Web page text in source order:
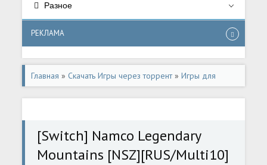
Разное
РЕКЛАМА
Главная » Скачать Игры через торрент»Игры для
консолей»Игры для Nintendo Switch
[Switch] Namco Legendary
Mountains [NSZ][RUS/Multi10]